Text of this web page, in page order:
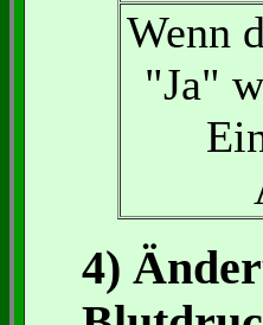
Wenn
"Ja"
4)